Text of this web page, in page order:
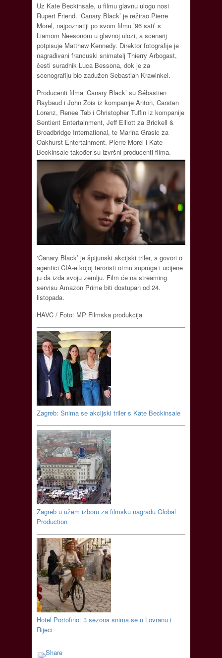
Uz Kate Beckinsale, u filmu glavnu ulogu nosi
Rupert Friend. ‘Canary Black’ je režirao Pierre
Morel, najpoznatiji po svom filmu ’96 sati’ s
Liamom Neesonom u glavnoj ulozi, a scenarij
potpisuje Matthew Kennedy. Direktor fotografije je
nagrađivani francuski snimatelj Thierry Arbogast,
česti suradnik Luca Bessona, dok je za
scenografiju bio zadužen Sebastian Krawinkel.
Producenti filma ‘Canary Black’ su Sébastien
Raybaud i John Zois iz kompanije Anton, Carsten
Lorenz, Renee Tab i Christopher Tuffin iz kompanije
Sentient Entertainment, Jeff Elliott za Brickell &
Broadbridge International, te Marina Grasic za
Oakhurst Entertainment. Pierre Morel i Kate
Beckinsale također su izvršni producenti filma.
‘Canary Black’ je špijunski akcijski triler, a govori o
agentici CIA-e kojoj teroristi otmu supruga i ucijene
ju da izda svoju zemlju. Film će na streaming
servisu Amazon Prime biti dostupan od 24.
listopada.
HAVC / Foto: MP Filmska produkcija
Zagreb: Snima se akcijski triler s Kate Beckinsale
Zagreb u užem izboru za filmsku nagradu Global
Production
Hotel Portofino: 3 sezona snima se u Lovranu i
Rijeci